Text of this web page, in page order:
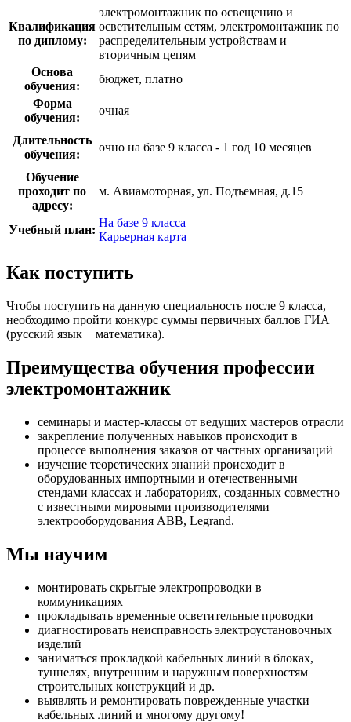
Квалификация
по диплому:
электромонтажник по освещению и
осветительным сетям, электромонтажник по
распределительным устройствам и
вторичным цепям
Основа
обучения:
бюджет, платно
Форма
обучения:
очная
Длительность
обучения:
очно на базе 9 класса - 1 год 10 месяцев
Обучение
проходит по
адресу:
м. Авиамоторная, ул. Подъемная, д.15
Учебный план:
На базе 9 класса
Карьерная карта
Как поступить
Чтобы поступить на данную специальность после 9 класса,
необходимо пройти конкурс суммы первичных баллов ГИА
(русский язык + математика).
Преимущества обучения профессии
электромонтажник
семинары и мастер-классы от ведущих мастеров отрасли
закрепление полученных навыков происходит в
процессе выполнения заказов от частных организаций
изучение теоретических знаний происходит в
оборудованных импортными и отечественными
стендами классах и лабораториях, созданных совместно
с известными мировыми производителями
электрооборудования АВВ, Legrand.
Мы научим
монтировать скрытые электропроводки в
коммуникациях
прокладывать временные осветительные проводки
диагностировать неисправность электроустановочных
изделий
заниматься прокладкой кабельных линий в блоках,
туннелях, внутренним и наружным поверхностям
строительных конструкций и др.
выявлять и ремонтировать поврежденные участки
кабельных линий и многому другому!